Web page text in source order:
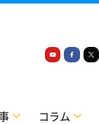
コラム